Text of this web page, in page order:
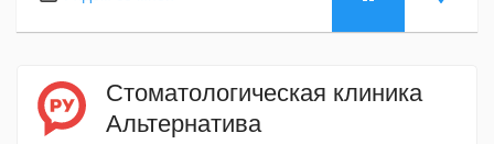
Стоматологическая клиника
Альтернатива